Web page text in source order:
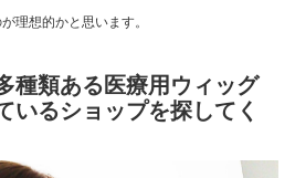
理想的かと思います。
種類ある医療用ウィッグ
いるショップを探してく